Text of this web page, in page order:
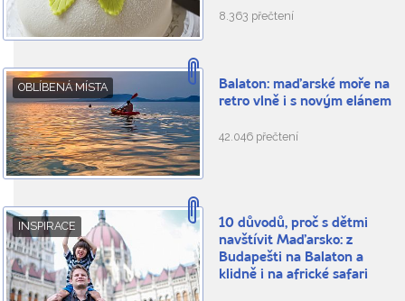
8.363 přečtení
OBLÍBENÁ MÍSTA
Balaton: maďarské moře na
retro vlně i s novým elánem
42.046 přečtení
INSPIRACE
10 důvodů, proč s dětmi
navštívit Maďarsko: z
Budapešti na Balaton a
klidně i na africké safari